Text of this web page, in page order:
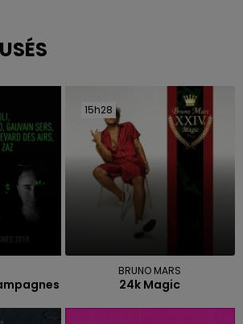
15h28
15h28
BRUNO MARS
24k Magic